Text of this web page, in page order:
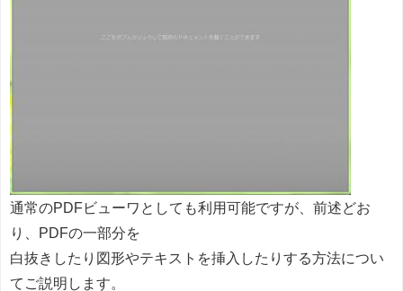
通常のPDFビューワとしても利用可能ですが、前述どお
り、PDFの一部分を
白抜きしたり図形やテキストを挿入したりする方法につい
てご説明します。